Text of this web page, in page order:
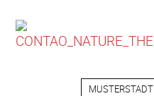
MUSTERSTADT